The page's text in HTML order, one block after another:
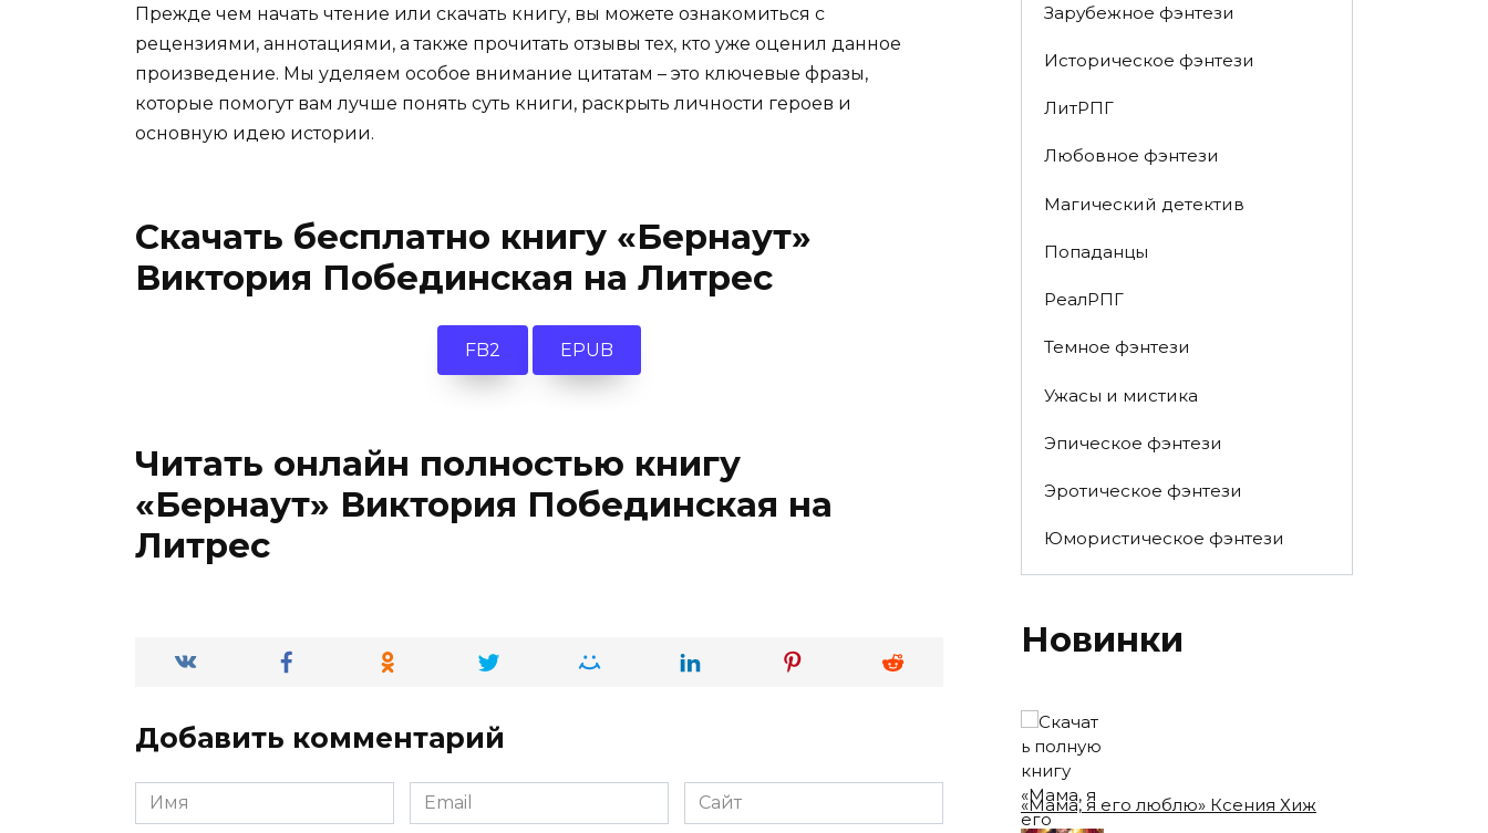
Прежде чем начать чтение или скачать книгу, вы можете ознакомиться с
рецензиями, аннотациями, а также прочитать отзывы тех, кто уже оценил данное
произведение. Мы уделяем особое внимание цитатам – это ключевые фразы,
которые помогут вам лучше понять суть книги, раскрыть личности героев и
основную идею истории.
Скачать бесплатно книгу «Бернаут»
Виктория Побединская на Литрес
FB2 EPUB
Читать онлайн полностью книгу
«Бернаут» Виктория Побединская на
Литрес
Добавить комментарий
Имя
*
Email
*
Сайт
Зарубежное фэнтези
Историческое фэнтези
ЛитРПГ
Любовное фэнтези
Магический детектив
Попаданцы
РеалРПГ
Темное фэнтези
Ужасы и мистика
Эпическое фэнтези
Эротическое фэнтези
Юмористическое фэнтези
Новинки
«Мама, я его люблю» Ксения Хиж